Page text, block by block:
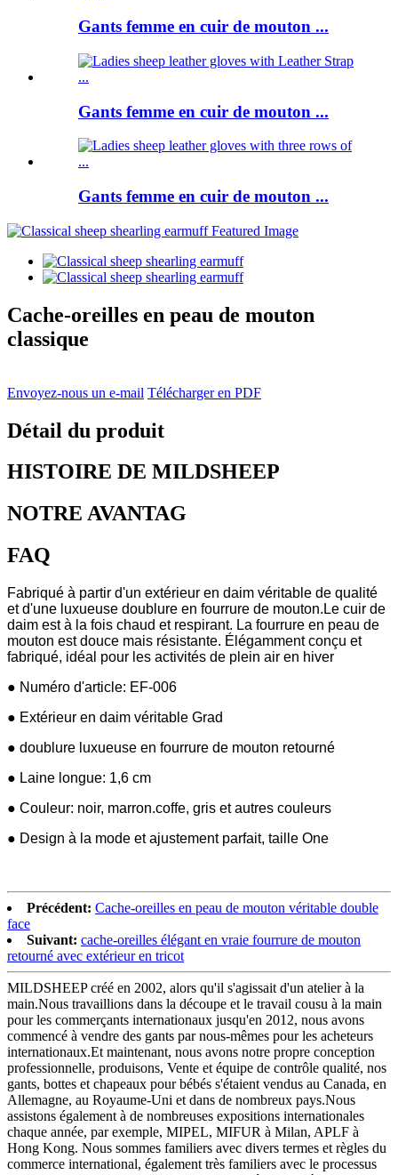
Gants femme en cuir de mouton ...
Gants femme en cuir de mouton ...
Gants femme en cuir de mouton ...
Cache-oreilles en peau de mouton
classique
Envoyez-nous un e-mail Télécharger en PDF
Détail du produit
HISTOIRE DE MILDSHEEP
NOTRE AVANTAG
FAQ
Fabriqué à partir d'un extérieur en daim véritable de qualité
et d'une luxueuse doublure en fourrure de mouton.Le cuir de
daim est à la fois chaud et respirant. La fourrure en peau de
mouton est douce mais résistante. Élégamment conçu et
fabriqué, idéal pour les activités de plein air en hiver
● Numéro d'article: EF-006
● Extérieur en daim véritable Grad
● doublure luxueuse en fourrure de mouton retourné
● Laine longue: 1,6 cm
● Couleur: noir, marron.coffe, gris et autres couleurs
● Design à la mode et ajustement parfait, taille One
Précédent: Cache-oreilles en peau de mouton véritable double
face
Suivant: cache-oreilles élégant en vraie fourrure de mouton
retourné avec extérieur en tricot
MILDSHEEP créé en 2002, alors qu'il s'agissait d'un atelier à la
main.Nous travaillions dans la découpe et le travail cousu à la main
pour les commerçants internationaux jusqu'en 2012, nous avons
commencé à vendre des gants par nous-mêmes pour les acheteurs
internationaux.Et maintenant, nous avons notre propre conception
professionnelle, produisons, Vente et équipe de contrôle qualité, nos
gants, bottes et chapeaux pour bébés s'étaient vendus au Canada, en
Allemagne, au Royaume-Uni et dans de nombreux pays.Nous
assistons également à de nombreuses expositions internationales
chaque année, par exemple, MIPEL, MIFUR à Milan, APLF à
Hong Kong. Nous sommes familiers avec divers termes et règles du
commerce international, également très familiers avec le processus